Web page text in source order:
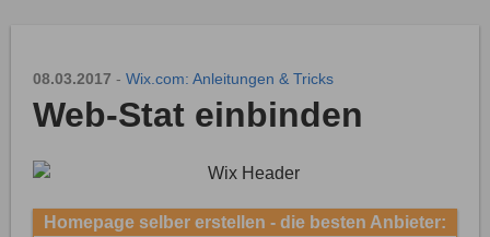
08.03.2017 - Wix.com: Anleitungen & Tricks
Web-Stat einbinden
Homepage selber erstellen - die besten Anbieter: